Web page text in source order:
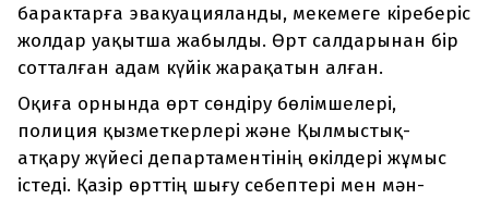
барактарға эвакуацияланды, мекемеге кіреберіс
жолдар уақытша жабылды. Өрт салдарынан бір
сотталған адам күйік жарақатын алған.
Оқиға орнында өрт сөндіру бөлімшелері,
полиция қызметкерлері және Қылмыстық-
атқару жүйесі департаментінің өкілдері жұмыс
істеді. Қазір өрттің шығу себептері мен мән-